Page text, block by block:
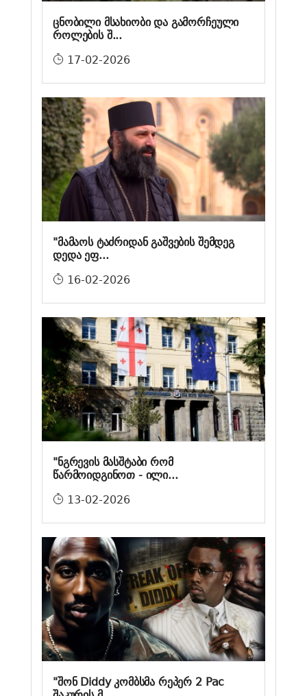
ცნობილი მსახიობი და გამორჩეული
როლების შ...
17-02-2026
"მამაოს ტაძრიდან გაშვების შემდეგ
დედა ეფ...
16-02-2026
"ნგრევის მასშტაბი რომ
წარმოიდგინოთ - ილი...
13-02-2026
"შონ Diddy კომბსმა რეპერ 2 Pac